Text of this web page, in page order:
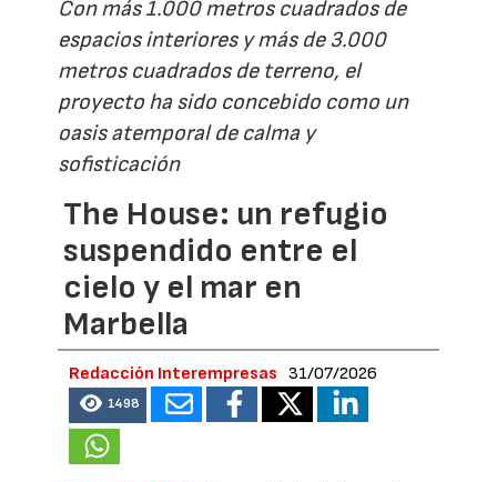
Con más 1.000 metros cuadrados de
espacios interiores y más de 3.000
metros cuadrados de terreno, el
proyecto ha sido concebido como un
oasis atemporal de calma y
sofisticación
The House: un refugio
suspendido entre el
cielo y el mar en
Marbella
Redacción Interempresas 31/07/2026
1498